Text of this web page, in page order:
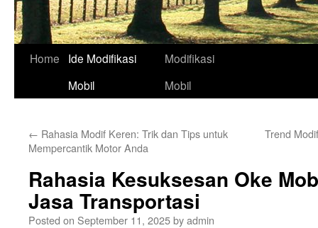
Home
Ide Modifikasi
Mobil
Modifikasi
Mobil
← Rahasia Modif Keren: Trik dan Tips untuk
Mempercantik Motor Anda
Trend
Rahasia Kesuksesan Oke
Jasa Transportasi
Posted on September 11, 2025byadmin